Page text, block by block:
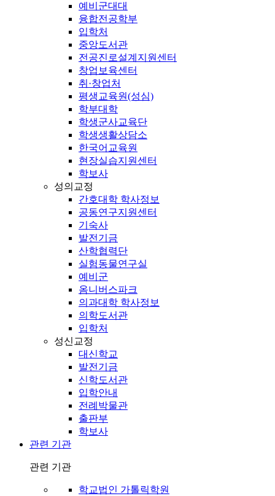
예비군대대
융합전공학부
입학처
중앙도서관
전공진로설계지원센터
창업보육센터
취·창업처
평생교육원(성심)
학부대학
학생군사교육단
학생생활상담소
한국어교육원
현장실습지원센터
학보사
성의교정
간호대학 학사정보
공동연구지원센터
기숙사
발전기금
산학협력단
실험동물연구실
예비군
옴니버스파크
의과대학 학사정보
의학도서관
입학처
성신교정
대신학교
발전기금
신학도서관
입학안내
전례박물관
출판부
학보사
관련 기관
관련 기관
학교법인 가톨릭학원